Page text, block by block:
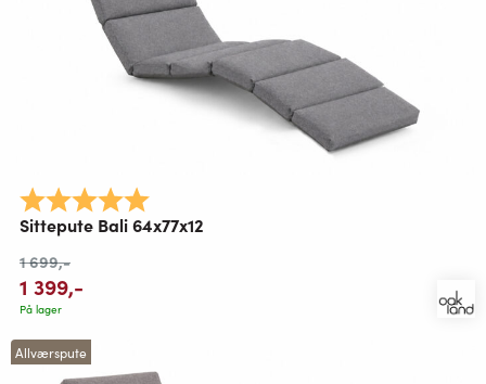
Karakter:
Sittepute Bali 64x77x12
1 699,-
1 399,-
På lager
Allværspute